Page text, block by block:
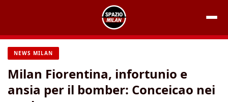
contenuto
NEWS MILAN
Milan Fiorentina, infortunio e
ansia per il bomber: Conceicao nei